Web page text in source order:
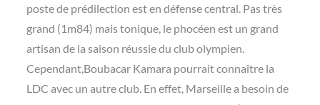
poste de prédilection est en défense central. Pas très
grand (1m84) mais tonique, le phocéen est un grand
artisan de la saison réussie du club olympien.
Cependant,Boubacar Kamara pourrait connaître la
LDC avec un autre club. En effet, Marseille a besoin de